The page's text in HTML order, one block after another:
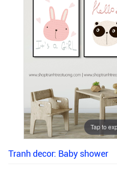
Tap to
Tranh decor: Baby shower